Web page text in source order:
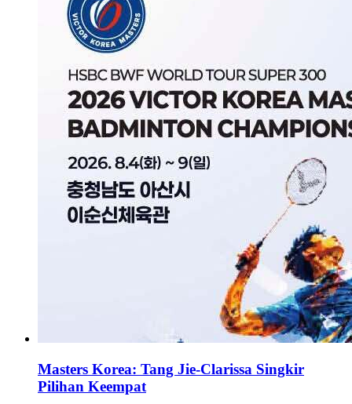
Masters Korea: Tang Jie-Clarissa Singkir
Pilihan Keempat